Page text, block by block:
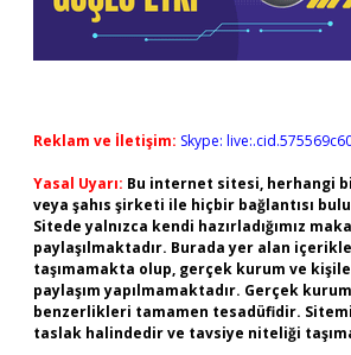
Reklam ve İletişim: Skype:
Yasal Uyarı: Bu internet sitesi, herhangi
veya şahıs şirketi ile hiçbir bağlantısı
Sitede yalnızca kendi hazırladığımız
paylaşılmaktadır. Burada yer alan
taşımamakta olup, gerçek kurum ve
paylaşım yapılmamaktadır. Gerçek
benzerlikleri tamamen tesadüfidir.
taslak halindedir ve tavsiye niteliği